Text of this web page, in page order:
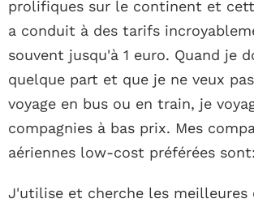
prolifiques sur le continent et
a conduit à des tarifs
souvent jusqu'à 1 euro. Quand je
quelque part et que je ne veux
voyage en bus ou en train, je
compagnies à bas prix. Mes
aériennes low-cost préférées sont:
J'utilise et cherche les